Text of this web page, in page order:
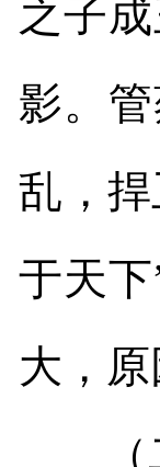
之子
影。
乱，
于天
大，原